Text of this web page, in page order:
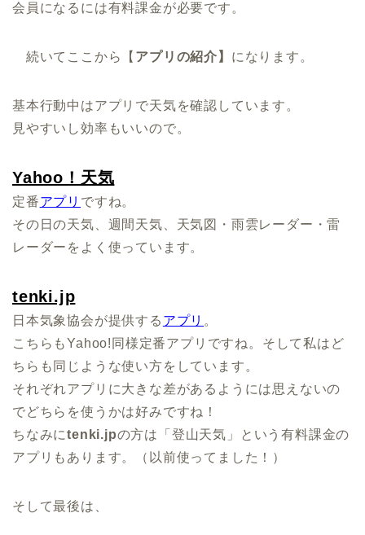
会員になるには有料課金が必要です。
続いてここから【 アプリの紹介】 になります。
基本行動中はアプリで天気を確認しています。
見やすいし効率もいいので。
Yahoo！天気
定番アプリ ですね。
その日の天気、週間天気、天気図・雨雲レーダー・雷
レーダーをよく使っています。
tenki.jp
日本気象協会が提供する アプリ 。
こちらも Yahoo! 同様定番アプリですね。そして私はど
ちらも同じような使い方をしています。
それぞれアプリに大きな差があるようには思えないの
でどちらを使うかは好みですね！
ちなみにtenki.jpの方は「登山天気」という有料課金の
アプリもあります。（以前使ってました！）
そして最後は、